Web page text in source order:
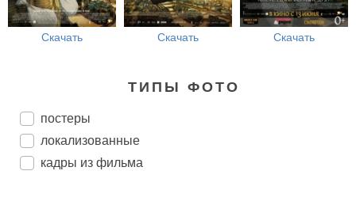
Скачать Скачать Скачать
ТИПЫ ФОТО
постеры
локализованные
кадры из фильма